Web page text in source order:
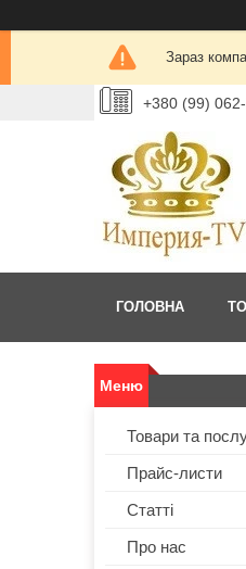
Зараз
+380 (99)
ГОЛОВНА
Товари та
Прайс-листи
Статті
Про нас